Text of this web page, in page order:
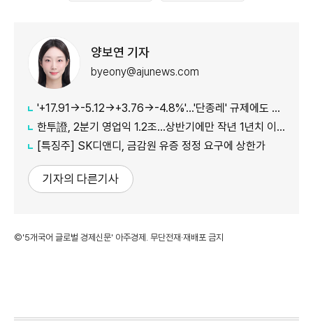
양보연 기자
byeony@ajunews.com
'+17.91→-5.12→+3.76→-4.8%'…'단종레' 규제에도 여전히 롤러코스터 타는 코스피
한투證, 2분기 영업익 1.2조…상반기에만 작년 1년치 이익만큼 벌었다
[특징주] SK디앤디, 금감원 유증 정정 요구에 상한가
기자의 다른기사
©'5개국어 글로벌 경제신문' 아주경제. 무단전재·재배포 금지